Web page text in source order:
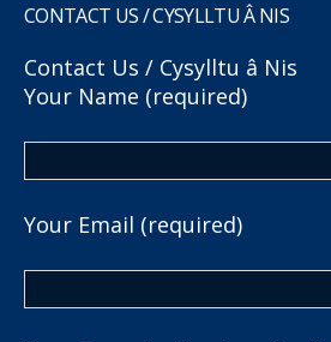
CONTACT US / CYSYLLTU Â NIS
Contact Us / Cysylltu â Nis
Your Name (required)
Your Email (required)